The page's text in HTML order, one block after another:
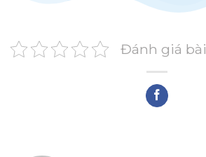
Đánh giá